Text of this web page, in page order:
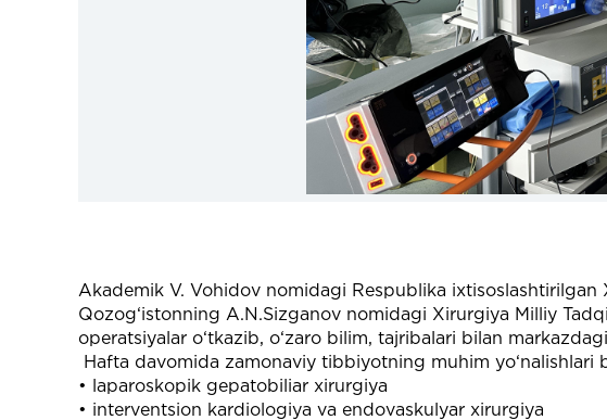
Akademik V. Vohidov nomidagi Respublika
Qozog‘istonning A.N.Sizganov nomidagi Xirurgiyа Milliy
operatsiyalar o‘tkazib, o‘zaro bilim, tajribalari bilan
Hafta davomida zamonaviy tibbiyotning muhim yo‘nalishlari
• laparoskopik gepatobiliar xirurgiya
• interventsion kardiologiya va endovaskulyar xirurgiya